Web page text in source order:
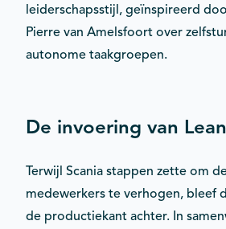
leiderschapsstijl, geïnspireerd
Pierre van Amelsfoort over
autonome taakgroepen.
De invoering van Lean
Terwijl Scania stappen zette om
medewerkers te verhogen, bleef
de productiekant achter. In